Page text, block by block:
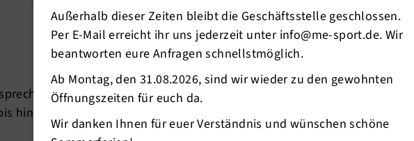
in unserer Stadt vom Tötter-Telefon über
hin zu Beratungssstellen des Kreises.
Außerhalb dieser Zeiten bleibt die Geschäftsstelle geschlossen.
Per E-Mail erreicht ihr uns jederzeit unter info@me-sport.de. Wir
beantworten eure Anfragen schnellstmöglich.
Ab Montag, den 31.08.2026, sind wir wieder zu den gewohnten
Öffnungszeiten für euch da.
Wir danken Ihnen für euer Verständnis und wünschen schöne